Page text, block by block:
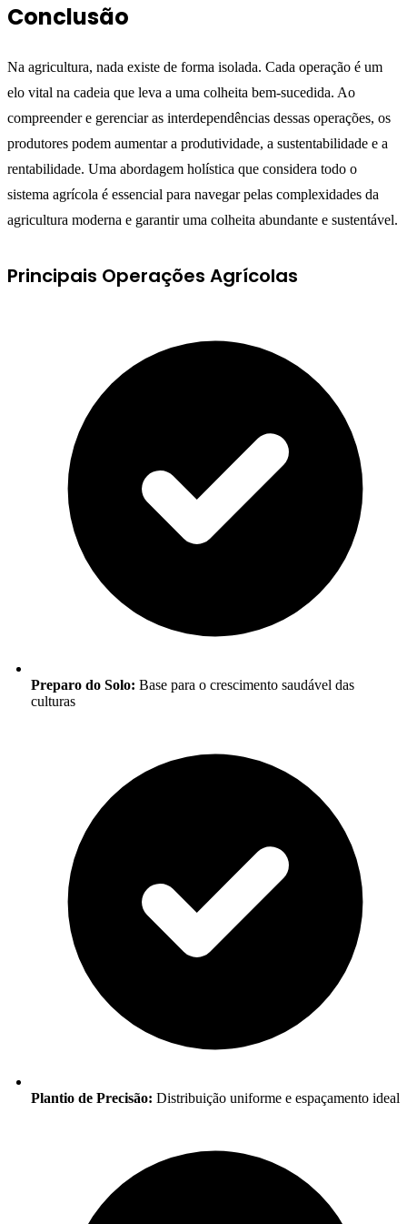
Conclusão
Na agricultura, nada existe de forma isolada. Cada operação é um
elo vital na cadeia que leva a uma colheita bem-sucedida. Ao
compreender e gerenciar as interdependências dessas operações, os
produtores podem aumentar a produtividade, a sustentabilidade e a
rentabilidade. Uma abordagem holística que considera todo o
sistema agrícola é essencial para navegar pelas complexidades da
agricultura moderna e garantir uma colheita abundante e sustentável.
Principais Operações Agrícolas
Preparo do Solo: Base para o crescimento saudável das
culturas
Plantio de Precisão: Distribuição uniforme e espaçamento ideal